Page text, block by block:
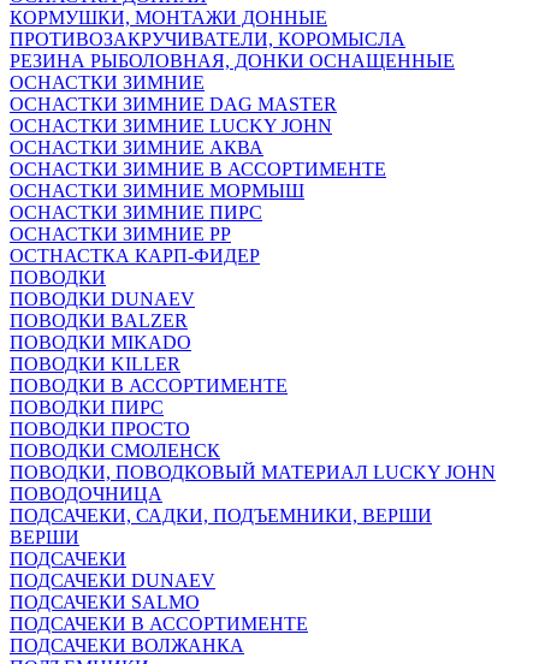
КОРМУШКИ, МОНТАЖИ ДОННЫЕ
ПРОТИВОЗАКРУЧИВАТЕЛИ, КОРОМЫСЛА
РЕЗИНА РЫБОЛОВНАЯ, ДОНКИ ОСНАЩЕННЫЕ
ОСНАСТКИ ЗИМНИЕ
ОСНАСТКИ ЗИМНИЕ DAG MASTER
ОСНАСТКИ ЗИМНИЕ LUCKY JOHN
ОСНАСТКИ ЗИМНИЕ АКВА
ОСНАСТКИ ЗИМНИЕ В АССОРТИМЕНТЕ
ОСНАСТКИ ЗИМНИЕ МОРМЫШ
ОСНАСТКИ ЗИМНИЕ ПИРС
ОСНАСТКИ ЗИМНИЕ РР
ОСТНАСТКА КАРП-ФИДЕР
ПОВОДКИ
ПОВОДКИ DUNAEV
ПОВОДКИ BALZER
ПОВОДКИ MIKADO
ПОВОДКИ KILLER
ПОВОДКИ В АССОРТИМЕНТЕ
ПОВОДКИ ПИРС
ПОВОДКИ ПРОСТО
ПОВОДКИ СМОЛЕНСК
ПОВОДКИ, ПОВОДКОВЫЙ МАТЕРИАЛ LUCKY JOHN
ПОВОДОЧНИЦА
ПОДСАЧЕКИ, САДКИ, ПОДЪЕМНИКИ, ВЕРШИ
ВЕРШИ
ПОДСАЧЕКИ
ПОДСАЧЕКИ DUNAEV
ПОДСАЧЕКИ SALMO
ПОДСАЧЕКИ В АССОРТИМЕНТЕ
ПОДСАЧЕКИ ВОЛЖАНКА